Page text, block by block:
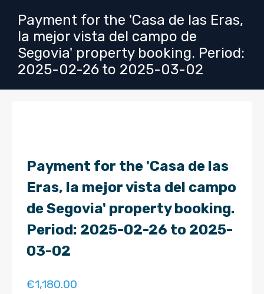
Payment for the 'Casa de las Eras,
la mejor vista del campo de
Segovia' property booking. Period:
2025-02-26 to 2025-03-02
Payment for the 'Casa de las
Eras, la mejor vista del campo
de Segovia' property booking.
Period: 2025-02-26 to 2025-
03-02
€1,180.00